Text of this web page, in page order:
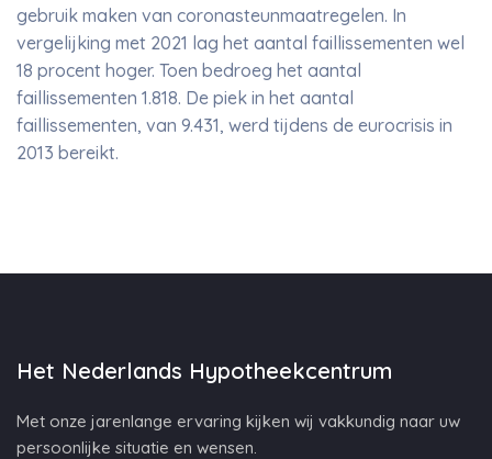
gebruik maken van coronasteunmaatregelen. In
vergelijking met 2021 lag het aantal faillissementen wel
18 procent hoger. Toen bedroeg het aantal
faillissementen 1.818. De piek in het aantal
faillissementen, van 9.431, werd tijdens de eurocrisis in
2013 bereikt.
Het Nederlands Hypotheekcentrum
Met onze jarenlange ervaring kijken wij vakkundig naar uw
persoonlijke situatie en wensen.